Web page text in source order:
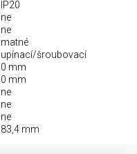
IP20
ne
ne
matné
upínací/šroubovací
0 mm
0 mm
ne
ne
ne
83,4 mm